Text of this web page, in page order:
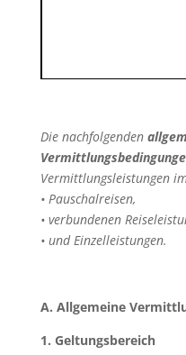
Leistungsträger
Die nachfolgenden
Vermittlungsleistungen
• Pauschalreisen,
• verbundenen
• und Einzelleistungen.
A. Allgemeine
1. Geltungsbereich